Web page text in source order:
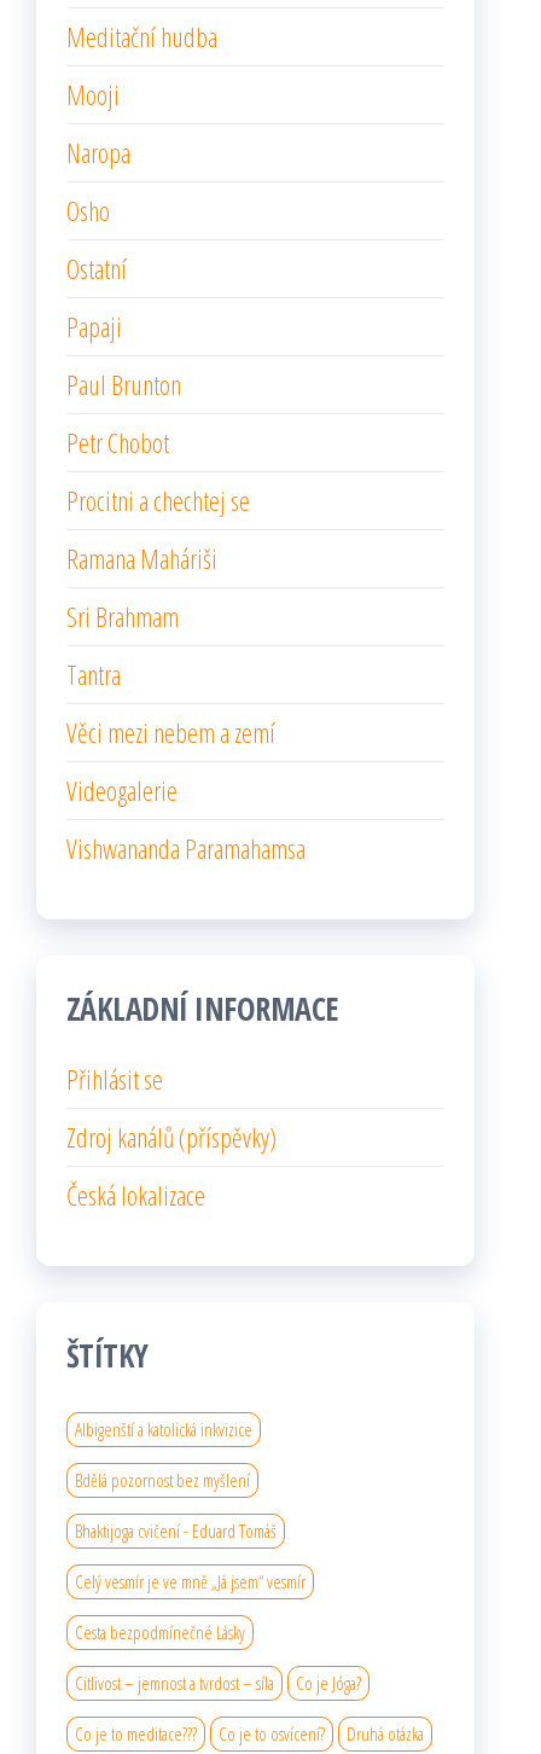
Meditační hudba
Mooji
Naropa
Osho
Ostatní
Papaji
Paul Brunton
Petr Chobot
Procitni a chechtej se
Ramana Maháriši
Sri Brahmam
Tantra
Věci mezi nebem a zemí
Videogalerie
Vishwananda Paramahamsa
ZÁKLADNÍ INFORMACE
Přihlásit se
Zdroj kanálů (příspěvky)
Česká lokalizace
ŠTÍTKY
Albigenští a katolická inkvizice
Bdělá pozornost bez myšlení
Bhaktijoga cvičení - Eduard Tomáš
Celý vesmír je ve mně „Já jsem“ vesmír
Cesta bezpodmínečné Lásky
Citlivost – jemnost a tvrdost – síla Co je Jóga?
Co je to meditace??? Co je to osvícení? Druhá otázka